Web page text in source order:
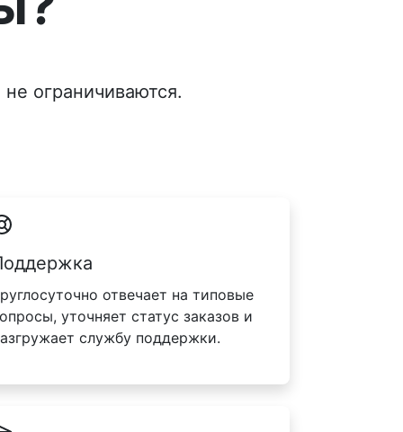
ограничиваются.
отвечает на типовые
уточняет статус заказов и
службу поддержки.